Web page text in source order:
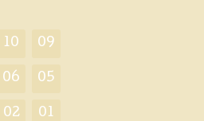
10 09
06 05
02 01